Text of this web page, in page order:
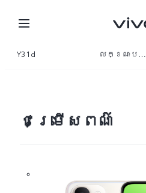
Y31d លក្ខណៈបច្ចេកទេស
ជម្រើសពណ៌